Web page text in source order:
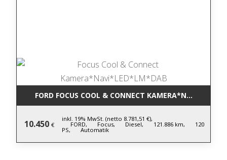
FORD FOCUS COOL & CONNECT
10.450 €
inkl. 19% MwSt. (netto 8.781,51 €),
FORD, Focus, Diesel, 121.886 km, 120
PS, Automatik